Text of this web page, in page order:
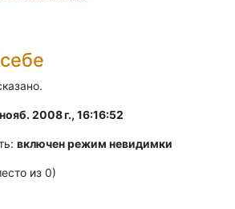
2008 г., 16:16:52
включен режим невидимки
из 0)